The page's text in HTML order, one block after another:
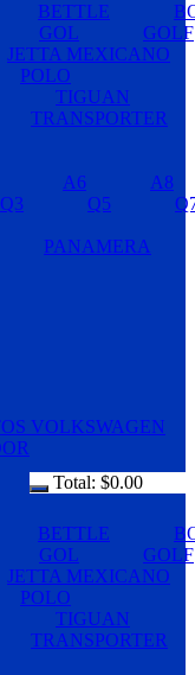
BETTLE
GOL
GOLF
JETTA MEXICANO
POLO
TIGUAN
TRANSPORTER
A6
A8
Q3 Q5
PANAMERA
Total: $0.00
BETTLE
GOL
GOLF
JETTA MEXICANO
POLO
TIGUAN
TRANSPORTER